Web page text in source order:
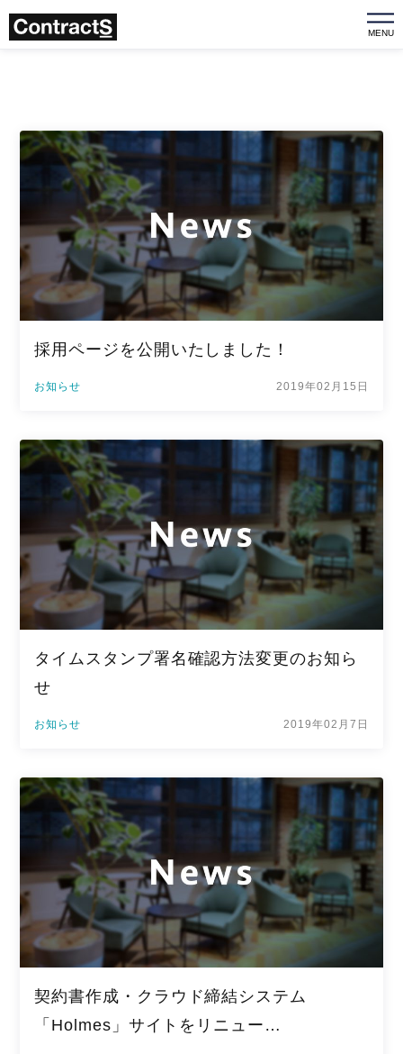
MENU
採用ページを公開いたしました！
お知らせ 2019年02月15日
タイムスタンプ署名確認方法変更のお知ら
せ
お知らせ 2019年02月7日
契約書作成・クラウド締結システム
「Holmes」サイトをリニュー…